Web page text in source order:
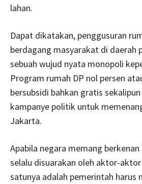
lahan.
Dapat dikatakan, penggusuran
berdagang masyarakat di daerah
sebuah wujud nyata monopoli
Program rumah DP nol persen
bersubsidi bahkan gratis
kampanye politik untuk
Jakarta.
Apabila negara memang
selalu disuarakan oleh aktor-
satunya adalah pemerintah harus